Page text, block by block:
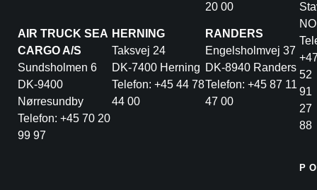
20 00
AIR TRUCK SEA
CARGO A/S
Sundsholmen 6
DK-9400
Nørresundby
Telefon: +45 70 20
99 97
HERNING
Taksvej 24
DK-7400 Herning
Telefon: +45 44 78
44 00
RANDERS
Engelsholmvej 37
DK-8940 Randers
Telefon: +45 87 11
47 00
52
91
27
88